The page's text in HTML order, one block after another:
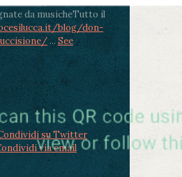
da musicheTutto il
blog/don-
... See
su Twitter
via email